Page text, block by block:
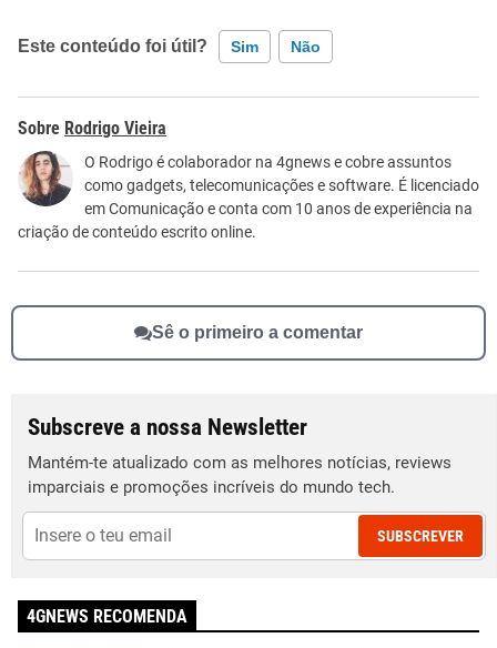
Este conteúdo foi útil? Sim Não
Este conteúdo contém informação incorreta
Este conteúdo não tem a informação que procuro
Outro
Rodrigo Vieira
O Rodrigo é colaborador na 4gnews e cobre assuntos
como gadgets, telecomunicações e software. É licenciado
em Comunicação e conta com 10 anos de experiência na
criação de conteúdo escrito online.
Sê o primeiro a comentar
Subscreve a nossa Newsletter
Mantém-te atualizado com as melhores notícias, reviews
imparciais e promoções incríveis do mundo tech.
SUBSCREVER
4GNEWS RECOMENDA